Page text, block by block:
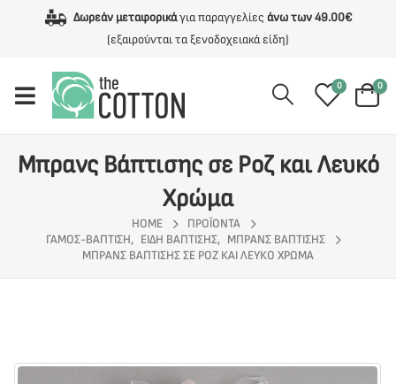
Δωρεάν μεταφορικάγια παραγγελίες άνω των 49.00€
(εξαιρούνται τα ξενοδοχειακά είδη)
0 0
Μπρανς Βάπτισης σε Ροζ και Λευκό
Χρώμα
HOME
ΠΡΟΪΌΝΤΑ
ΓΆΜΟΣ-ΒΆΠΤΙΣΗ, ΕΊΔΗ ΒΆΠΤΙΣΗΣ, ΜΠΡΑΝΣ ΒΆΠΤΙΣΗΣ
ΜΠΡΑΝΣ ΒΆΠΤΙΣΗΣ ΣΕ ΡΟΖ ΚΑΙ ΛΕΥΚΌ ΧΡΏΜΑ